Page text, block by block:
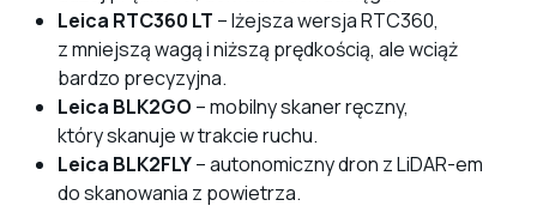
Leica RTC360 LT – lżejsza wersja RTC360,
z mniejszą wagą i niższą prędkością, ale wciąż
bardzo precyzyjna.
Leica BLK2GO – mobilny skaner ręczny,
który skanuje w trakcie ruchu.
Leica BLK2FLY– autonomiczny dron z LiDAR-em
do skanowania z powietrza.